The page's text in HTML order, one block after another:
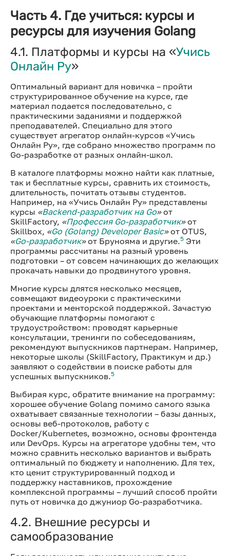
Часть 4. Где учиться: курсы и
ресурсы для изучения Golang
4.1. Платформы и курсы на «Учись
Онлайн Ру»
Оптимальный вариант для новичка – пройти
структурированное обучение на курсе, где
материал подается последовательно, с
практическими заданиями и поддержкой
преподавателей. Специально для этого
существует агрегатор онлайн-курсов «Учись
Онлайн Ру», где собрано множество программ по
Go-разработке от разных онлайн-школ.
В каталоге платформы можно найти как платные,
так и бесплатные курсы, сравнить их стоимость,
длительность, почитать отзывы студентов.
Например, на «Учись Онлайн Ру» представлены
курсы «Backend-разработчик на Go»от
SkillFactory, «Профессия Go-разработчик»от
Skillbox, «Go (Golang) Developer Basic»от OTUS,
«Go-разработчик»от Брунояма и другие.5 Эти
программы рассчитаны на разный уровень
подготовки – от совсем начинающих до желающих
прокачать навыки до продвинутого уровня.
Многие курсы длятся несколько месяцев,
совмещают видеоуроки с практическими
проектами и менторской поддержкой. Зачастую
обучающие платформы помогают с
трудоустройством: проводят карьерные
консультации, тренинги по собеседованиям,
рекомендуют выпускников партнерам. Например,
некоторые школы (SkillFactory, Практикум и др.)
заявляют о содействии в поиске работы для
успешных выпускников.5
Выбирая курс, обратите внимание на программу:
хорошее обучение Golang помимо самого языка
охватывает связанные технологии – базы данных,
основы веб-протоколов, работу с
Docker/Kubernetes, возможно, основы фронтенда
или DevOps. Курсы на агрегаторе удобны тем, что
можно сравнить несколько вариантов и выбрать
оптимальный по бюджету и наполнению. Для тех,
кто ценит структурированный подход и
поддержку наставников, прохождение
комплексной программы – лучший способ пройти
путь от новичка до джуниор Go-разработчика.
4.2. Внешние ресурсы и
самообразование